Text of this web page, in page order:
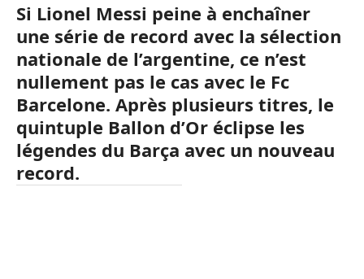
Si Lionel Messi peine à enchaîner
une série de record avec la sélection
nationale de l’argentine, ce n’est
nullement pas le cas avec le Fc
Barcelone. Après plusieurs titres, le
quintuple Ballon d’Or éclipse les
légendes du Barça avec un nouveau
record.